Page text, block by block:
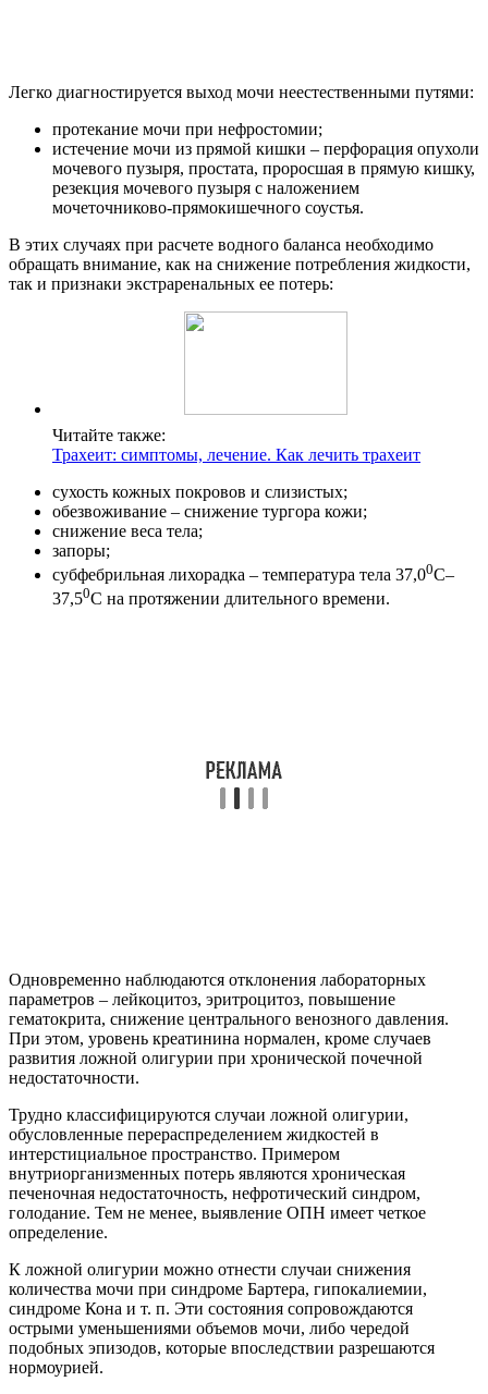
Легко диагностируется выход мочи неестественными путями:
протекание мочи при нефростомии;
истечение мочи из прямой кишки – перфорация опухоли
мочевого пузыря, простата, проросшая в прямую кишку,
резекция мочевого пузыря с наложением
мочеточниково-прямокишечного соустья.
В этих случаях при расчете водного баланса необходимо
обращать внимание, как на снижение потребления жидкости,
так и признаки экстраренальных ее потерь:
Читайте также:
Трахеит: симптомы, лечение. Как лечить трахеит
сухость кожных покровов и слизистых;
обезвоживание – снижение тургора кожи;
снижение веса тела;
запоры;
субфебрильная лихорадка – температура тела 37,00С–
37,50С на протяжении длительного времени.
Одновременно наблюдаются отклонения лабораторных
параметров – лейкоцитоз, эритроцитоз, повышение
гематокрита, снижение центрального венозного давления.
При этом, уровень креатинина нормален, кроме случаев
развития ложной олигурии при хронической почечной
недостаточности.
Трудно классифицируются случаи ложной олигурии,
обусловленные перераспределением жидкостей в
интерстициальное пространство. Примером
внутриорганизменных потерь являются хроническая
печеночная недостаточность, нефротический синдром,
голодание. Тем не менее, выявление ОПН имеет четкое
определение.
К ложной олигурии можно отнести случаи снижения
количества мочи при синдроме Бартера, гипокалиемии,
синдроме Кона и т. п. Эти состояния сопровождаются
острыми уменьшениями объемов мочи, либо чередой
подобных эпизодов, которые впоследствии разрешаются
нормоурией.